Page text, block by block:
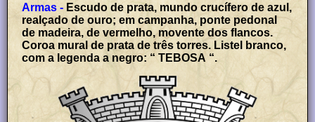
Armas - Escudo de prata, mundo crucífero de azul,
realçado de ouro; em campanha, ponte pedonal
de madeira, de vermelho, movente dos flancos.
Coroa mural de prata de três torres. Listel branco,
com a legenda a negro: “TEBOSA “.